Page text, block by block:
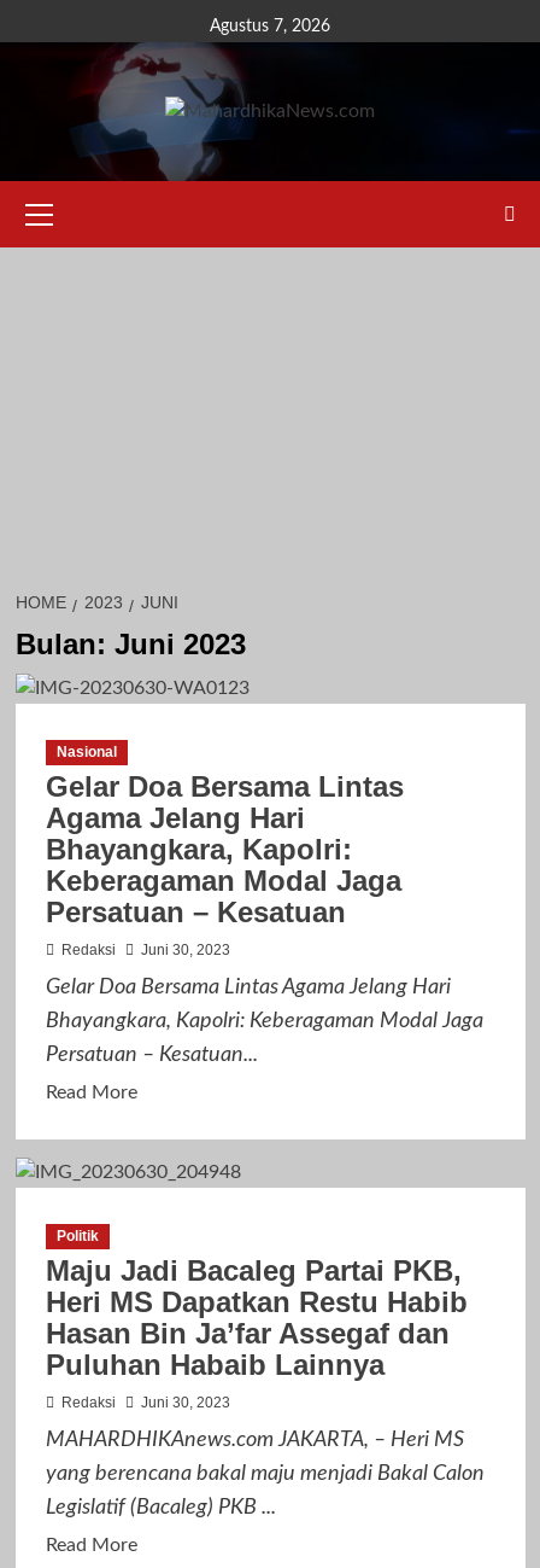
to
Agustus 7, 2026
Menu
HOME 2023 JUNI
Bulan: Juni 2023
Nasional
Gelar Doa Bersama Lintas
Agama Jelang Hari
Bhayangkara, Kapolri:
Keberagaman Modal Jaga
Persatuan – Kesatuan
Redaksi Juni 30, 2023
Gelar Doa Bersama Lintas Agama Jelang Hari
Bhayangkara, Kapolri: Keberagaman Modal Jaga
Persatuan – Kesatuan...
Read MoreRead
Gelar
Lintas
Agama
Jelang
Hari
Bhayangkara,
Modal
Jaga
Persatuan
Politik
Maju Jadi Bacaleg Partai PKB,
Heri MS Dapatkan Restu Habib
Hasan Bin Ja’far Assegaf dan
Puluhan Habaib Lainnya
Redaksi Juni 30, 2023
MAHARDHIKAnews.com JAKARTA, – Heri MS
yang berencana bakal maju menjadi Bakal Calon
Legislatif (Bacaleg) PKB ...
Read MoreRead